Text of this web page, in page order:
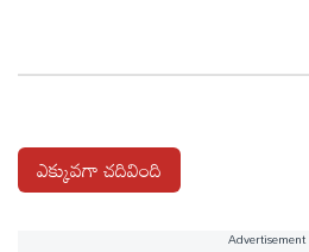
ఎక్కువగా చదివింది
Advertisement